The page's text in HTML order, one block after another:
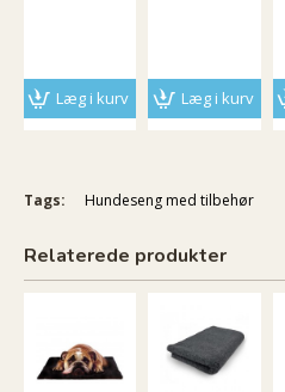
Læg i kurv Læg i kurv
Tags: Hundeseng med tilbehør
Relaterede produkter